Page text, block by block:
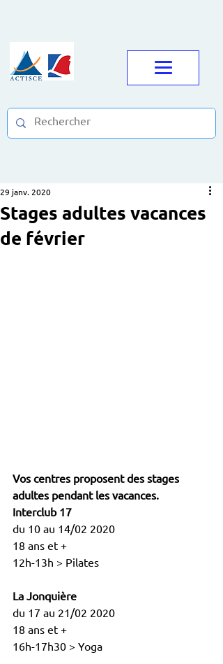
Stages adultes vacances
de février
29 janv. 2020
Vos centres proposent des stages
adultes pendant les vacances.
Interclub 17
du 10 au 14/02 2020
18 ans et +
12h-13h > Pilates
La Jonquière
du 17 au 21/02 2020
18 ans et +
16h-17h30 > Yoga